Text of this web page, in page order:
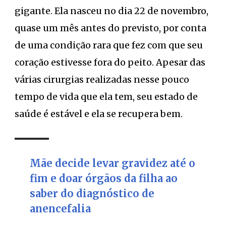
gigante. Ela nasceu no dia 22 de novembro,
quase um mês antes do previsto, por conta
de uma condição rara que fez com que seu
coração estivesse fora do peito. Apesar das
várias cirurgias realizadas nesse pouco
tempo de vida que ela tem, seu estado de
saúde é estável e ela se recupera bem.
Mãe decide levar gravidez até o
fim e doar órgãos da filha ao
saber do diagnóstico de
anencefalia